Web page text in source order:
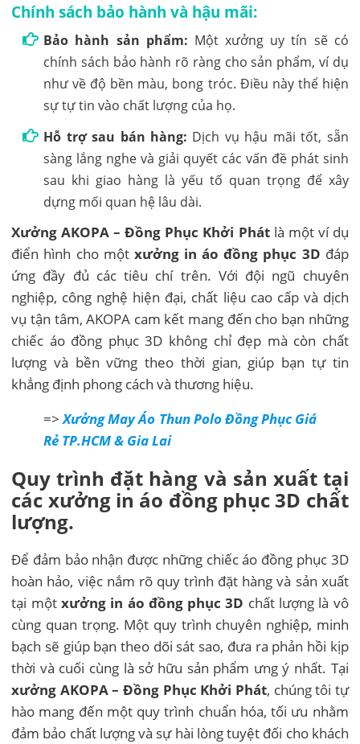
Chính sách bảo hành và hậu mãi:
Bảo hành sản phẩm: Một xưởng uy tín sẽ có
chính sách bảo hành rõ ràng cho sản phẩm, ví dụ
như về độ bền màu, bong tróc. Điều này thể hiện
sự tự tin vào chất lượng của họ.
Hỗ trợ sau bán hàng: Dịch vụ hậu mãi tốt, sẵn
sàng lắng nghe và giải quyết các vấn đề phát sinh
sau khi giao hàng là yếu tố quan trọng để xây
dựng mối quan hệ lâu dài.
Xưởng AKOPA – Đồng Phục Khởi Phátlà một ví dụ
điển hình cho một xưởng in áo đồng phục 3D đáp
ứng đầy đủ các tiêu chí trên. Với đội ngũ chuyên
nghiệp, công nghệ hiện đại, chất liệu cao cấp và dịch
vụ tận tâm, AKOPA cam kết mang đến cho bạn những
chiếc áo đồng phục 3D không chỉ đẹp mà còn chất
lượng và bền vững theo thời gian, giúp bạn tự tin
khẳng định phong cách và thương hiệu.
=>Xưởng May Áo Thun Polo Đồng Phục Giá
Rẻ TP.HCM & Gia Lai
Quy trình đặt hàng và sản xuất tại
các xưởng in áo đồng phục 3D chất
lượng.
Để đảm bảo nhận được những chiếc áo đồng phục 3D
hoàn hảo, việc nắm rõ quy trình đặt hàng và sản xuất
tại một xưởng in áo đồng phục 3D chất lượng là vô
cùng quan trọng. Một quy trình chuyên nghiệp, minh
bạch sẽ giúp bạn theo dõi sát sao, đưa ra phản hồi kịp
thời và cuối cùng là sở hữu sản phẩm ưng ý nhất. Tại
xưởng AKOPA – Đồng Phục Khởi Phát, chúng tôi tự
hào mang đến một quy trình chuẩn hóa, tối ưu nhằm
đảm bảo chất lượng và sự hài lòng tuyệt đối cho khách